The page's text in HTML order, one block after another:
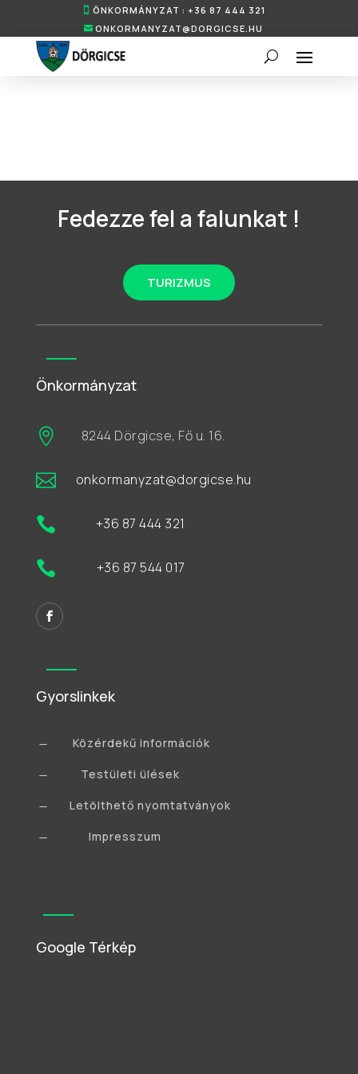
ÖNKORMÁNYZAT : +36 87 444 321
ONKORMANYZAT@DORGICSE.HU
Fedezze fel a falunkat !
TURIZMUS
Önkormányzat
 8244 Dörgicse, Fő u. 16.
 onkormanyzat@dorgicse.hu
 +36 87 444 321
 +36 87 544 017
Gyorslinkek
K Közérdekű információk
K Testületi ülések
K Letölthető nyomtatványok
K Impresszum
Google Térkép